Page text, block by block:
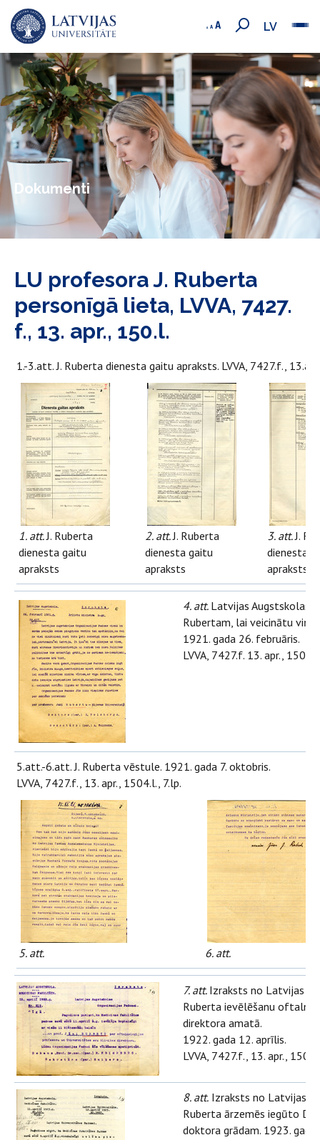
LV
Dokumenti
LU profesora J. Ruberta
personīgā lieta, LVVA, 7427.
f., 13. apr., 150.l.
1.-3.att. J. Ruberta dienesta gaitu apraksts. LVVA, 7427.f.,
1. att.J. Ruberta
dienesta gaitu
apraksts
2. att.J. Ruberta
dienesta gaitu
apraksts
3. att.J.
dienesta
apraksts
4. att. Latvijas Augstskolas
Rubertam, lai veicinātu
1921. gada 26. februāris.
LVVA, 7427.f. 13. apr.,
5.att.-6.att. J. Ruberta vēstule. 1921. gada 7. oktobris.
LVVA, 7427.f., 13. apr., 1504.l., 7.lp.
5. att. 6. att.
7. att. Izraksts no Latvijas
Ruberta ievēlēšanu
direktora amatā.
1922. gada 12. aprīlis.
LVVA, 7427.f., 13. apr.,
8. att. Izraksts no Latvijas
Ruberta ārzemēs iegūto
doktora grādam. 1923. gada